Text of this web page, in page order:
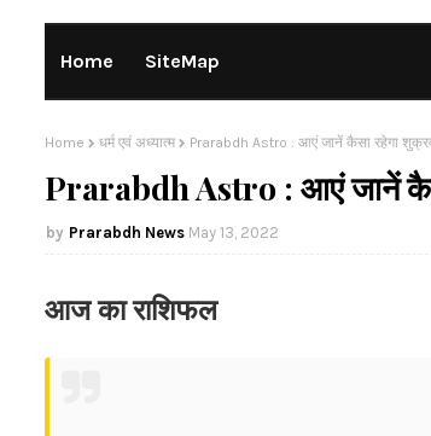
Home SiteMap
Home धर्म एवं अध्यात्म Prarabdh Astro : आएं जानें कैसा रहेगा
Prarabdh Astro : आएं जानें
Prarabdh News May 13, 2022
आज का राशिफल